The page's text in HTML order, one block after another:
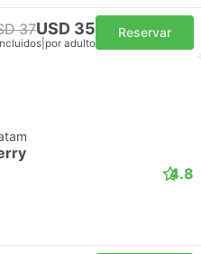
37USD 35
por adulto
Reservar
4.8